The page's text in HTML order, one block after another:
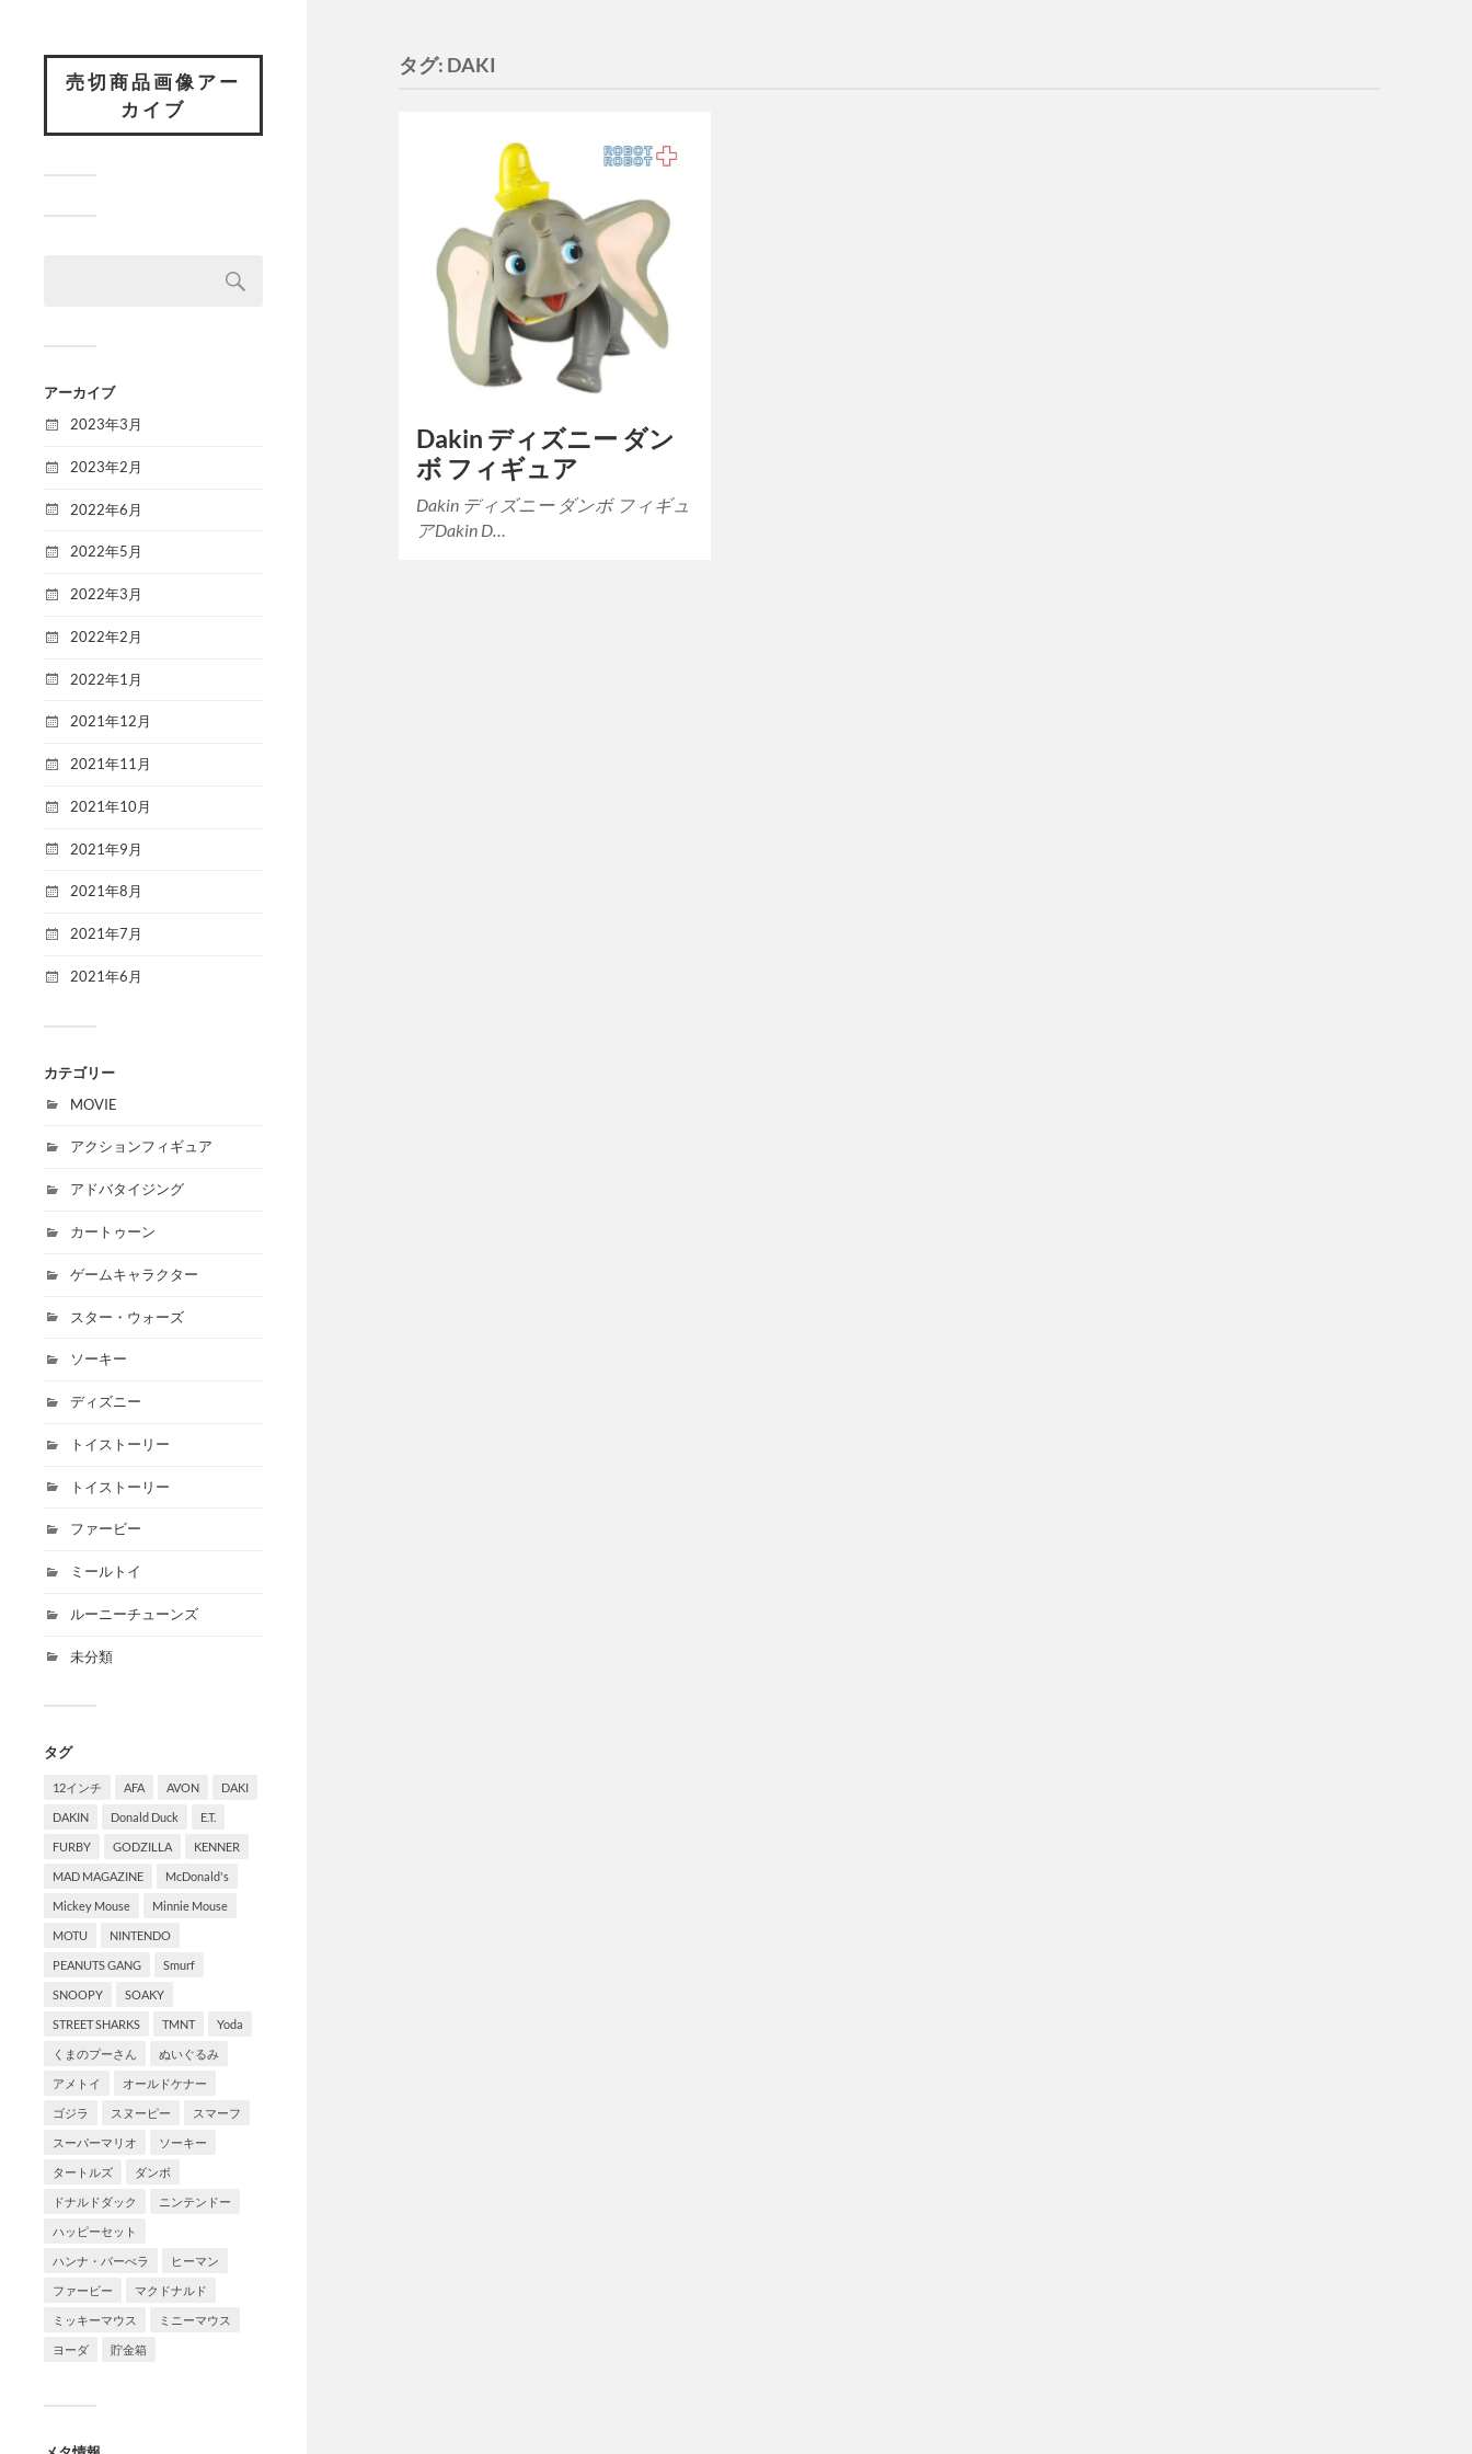
売切商品画像アー
カイブ
アーカイブ
2023年3月
2023年2月
2022年6月
2022年5月
2022年3月
2022年2月
2022年1月
2021年12月
2021年11月
2021年10月
2021年9月
2021年8月
2021年7月
2021年6月
カテゴリー
MOVIE
アクションフィギュア
アドバタイジング
カートゥーン
ゲームキャラクター
スター・ウォーズ
ソーキー
ディズニー
トイストーリー
トイストーリー
ファービー
ミールトイ
ルーニーチューンズ
未分類
タグ
12インチ AFA AVON DAKI
DAKIN Donald Duck E.T.
FURBY GODZILLA KENNER
MAD MAGAZINE McDonald's
Mickey Mouse Minnie Mouse
MOTU NINTENDO
PEANUTS GANG Smurf
SNOOPY SOAKY
STREET SHARKS TMNT Yoda
くまのプーさん ぬいぐるみ
アメトイ オールドケナー
ゴジラ スヌーピー スマーフ
スーパーマリオ ソーキー
タートルズ ダンボ
ドナルドダック ニンテンドー
ハッピーセット
ハンナ・バーべラ ヒーマン
ファービー マクドナルド
ミッキーマウス ミニーマウス
ヨーダ 貯金箱
タグ: DAKI
Dakin ディズニー ダン
ボ フィギュア
Dakin ディズニー ダンボ フィギュ
アDakin D…